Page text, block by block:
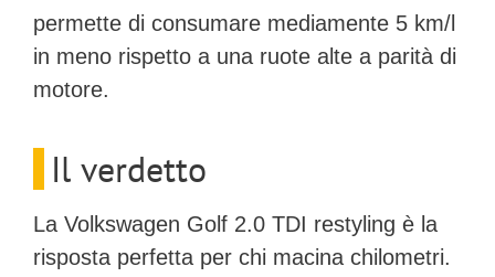
permette di consumare mediamente 5 km/l
in meno rispetto a una ruote alte a parità di
motore.
Il verdetto
La Volkswagen Golf 2.0 TDI restyling è la
risposta perfetta per chi macina chilometri.